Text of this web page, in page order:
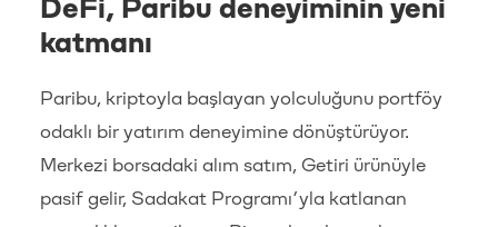
DeFi, Paribu deneyiminin yeni
katmanı
Paribu, kriptoyla başlayan yolculuğunu portföy
odaklı bir yatırım deneyimine dönüştürüyor.
Merkezi borsadaki alım satım, Getiri ürünüyle
pasif gelir, Sadakat Programı’yla katlanan